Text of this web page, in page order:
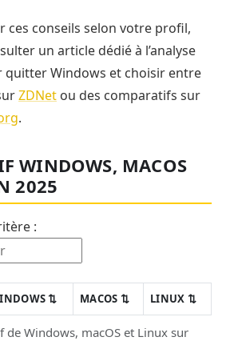
ces conseils selon votre profil,
un article dédié à l’analyse
quitter Windows et choisir entre
ZDNet ou des comparatifs sur
.
WINDOWS, MACOS
2025
:
de Windows, macOS et Linux sur
⇅ MACOS ⇅ LINUX ⇅